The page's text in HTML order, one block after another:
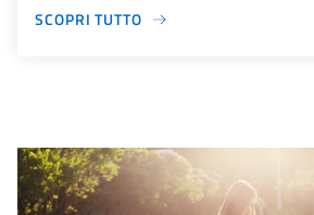
SCOPRI TUTTO